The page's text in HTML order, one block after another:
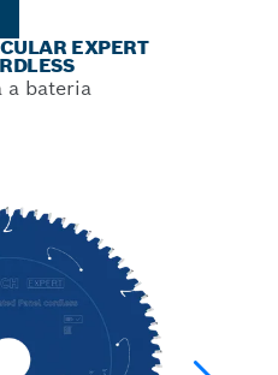
EXPERT
a bateria